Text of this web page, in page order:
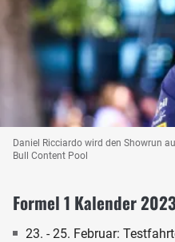
Daniel Ricciardo wird den Showrun
Bull Content Pool
Formel 1 Kalender
23. - 25. Februar: